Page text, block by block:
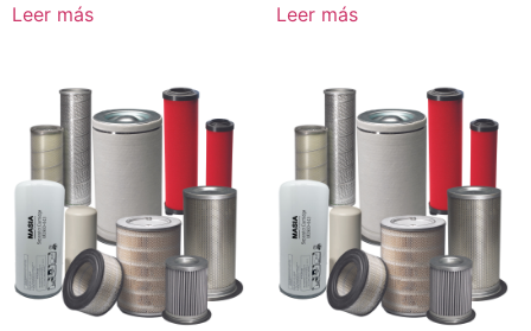
Leer más Leer más